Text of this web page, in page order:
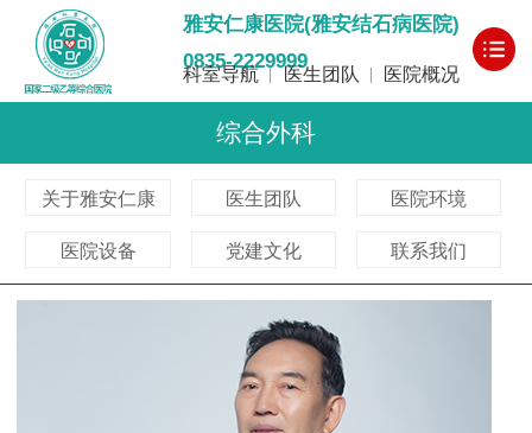
雅安仁康医院(雅安结石病医院)
0835-2229999
科室导航 医生团队 医院概况
综合外科
关于雅安仁康 医生团队 医院环境
医院设备 党建文化 联系我们